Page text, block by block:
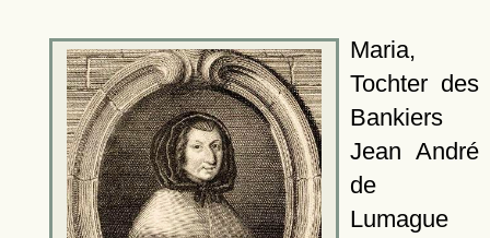
Maria,
Tochter des
Bankiers
Jean André
de
Lumague